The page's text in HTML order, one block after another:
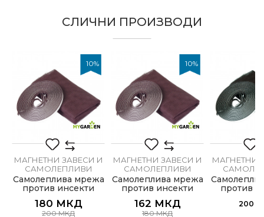
комарци
Бренд
My Garden
Димензија
100 x 130cm
Занает
Столари, Хоби
Самолеплива
Порака
ИСПРАТИ
СЛИЧНИ ПРОИЗВОДИ
10%
МАГНЕТНИ ЗАВЕСИ И
САМОЛЕПЛИВИ
МРЕЖИЦИ ЗА
КОМАРЦИ
Самолеплива мрежа
против инсекти
180 МКД
200МКД
10%
МАГНЕТНИ ЗАВЕСИ И
САМОЛЕПЛИВИ
МРЕЖИЦИ ЗА
КОМАРЦИ
Самолеплива мрежа
против инсекти
162 МКД
180МКД
МАГНЕТНИ
против
200